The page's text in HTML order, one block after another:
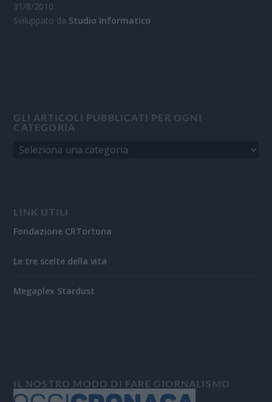
31/8/2010.
Sviluppato da Studio Informatico
GLI ARTICOLI PUBBLICATI PER OGNI
CATEGORIA
LINK UTILI
Fondazione CRTortona
Le tre scelte della vita
Megaplex Stardust
IL NOSTRO MODO DI FARE GIORNALISMO